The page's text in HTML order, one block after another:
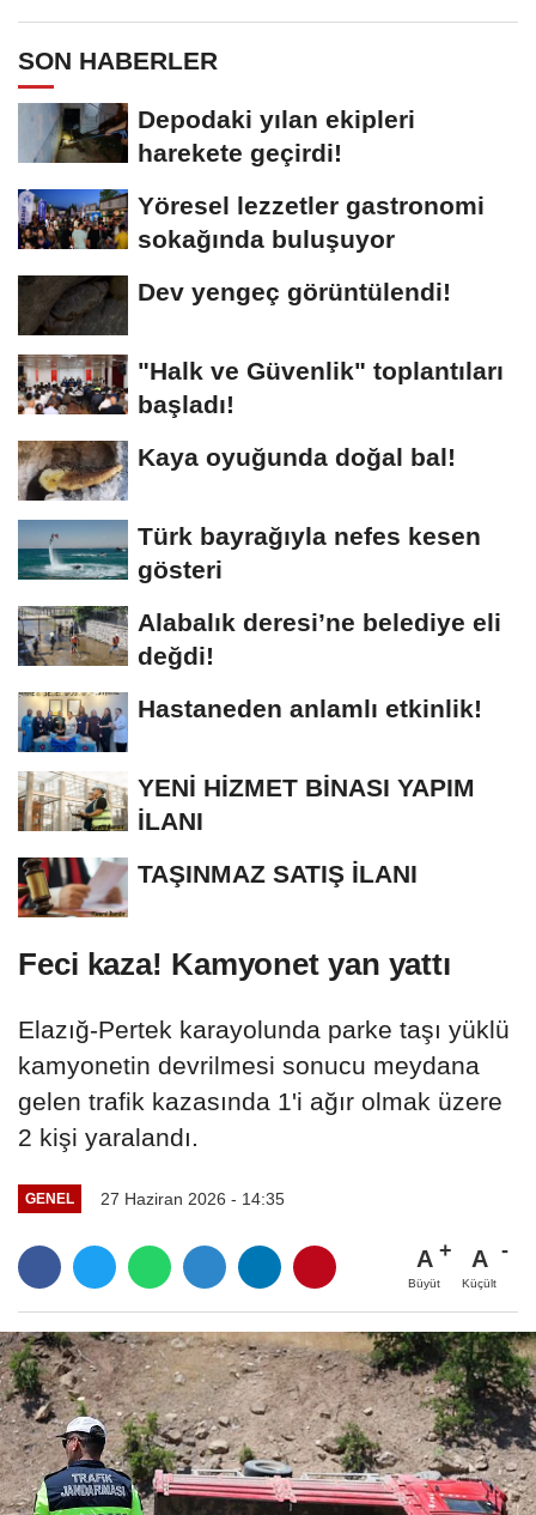
SON HABERLER
Depodaki yılan ekipleri
harekete geçirdi!
Yöresel lezzetler gastronomi
sokağında buluşuyor
Dev yengeç görüntülendi!
"Halk ve Güvenlik" toplantıları
başladı!
Kaya oyuğunda doğal bal!
Türk bayrağıyla nefes kesen
gösteri
Alabalık deresi’ne belediye eli
değdi!
Hastaneden anlamlı etkinlik!
YENİ HİZMET BİNASI YAPIM
İLANI
TAŞINMAZ SATIŞ İLANI
Feci kaza! Kamyonet yan yattı
Elazığ-Pertek karayolunda parke taşı yüklü
kamyonetin devrilmesi sonucu meydana
gelen trafik kazasında 1'i ağır olmak üzere
2 kişi yaralandı.
GENEL 27 Haziran 2026 - 14:35
A
Büyüt
A
Küçült